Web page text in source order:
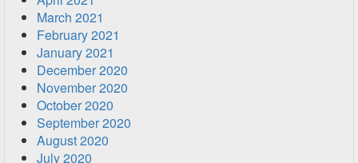
March 2021
February 2021
January 2021
December 2020
November 2020
October 2020
September 2020
August 2020
July 2020